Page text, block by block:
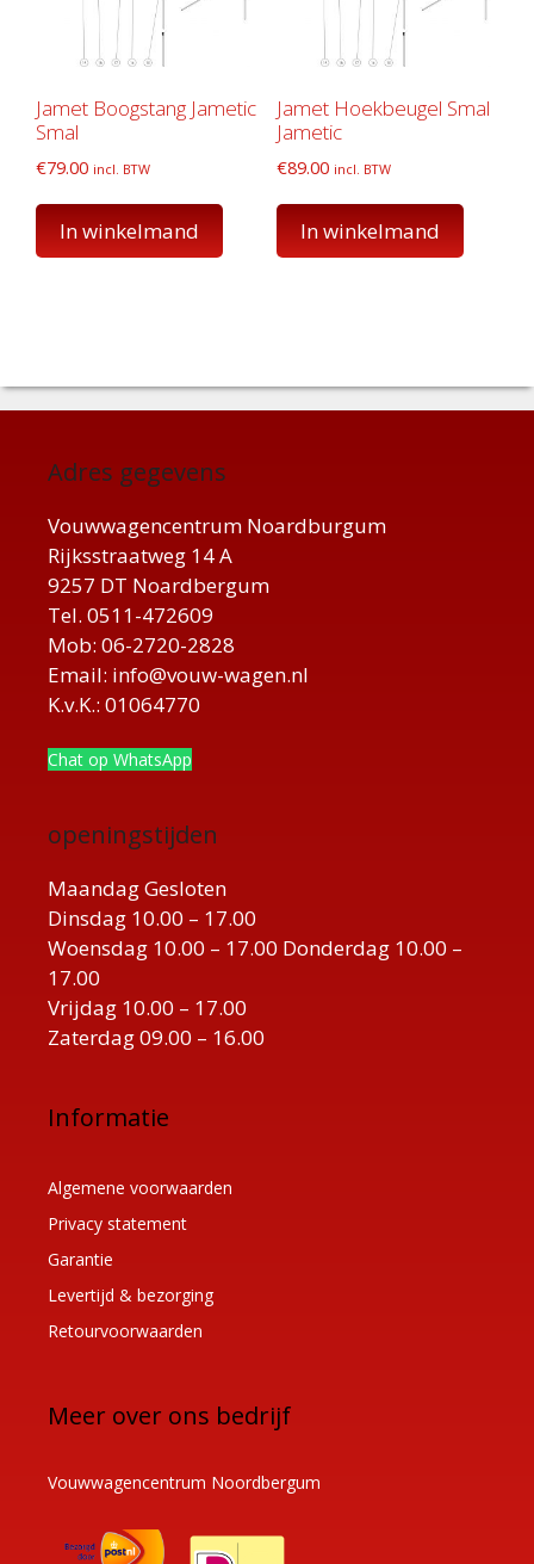
Jamet Boogstang Jametic
Smal
€79.00 incl. BTW
In winkelmand
Jamet Hoekbeugel Smal
Jametic
€89.00 incl. BTW
In winkelmand
Adres gegevens
Vouwwagencentrum Noardburgum
Rijksstraatweg 14 A
9257 DT Noardbergum
Tel. 0511-472609
Mob: 06-2720-2828
Email: info@vouw-wagen.nl
K.v.K.: 01064770
Chat op WhatsApp
openingstijden
Maandag Gesloten
Dinsdag 10.00 – 17.00
Woensdag 10.00 – 17.00 Donderdag 10.00 –
17.00
Vrijdag 10.00 – 17.00
Zaterdag 09.00 – 16.00
Informatie
Algemene voorwaarden
Privacy statement
Garantie
Levertijd & bezorging
Retourvoorwaarden
Meer over ons bedrijf
Vouwwagencentrum Noordbergum